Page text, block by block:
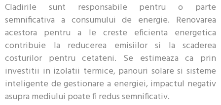
Cladirile sunt responsabile pentru o parte
semnificativa a consumului de energie. Renovarea
acestora pentru a le creste eficienta energetica
contribuie la reducerea emisiilor si la scaderea
costurilor pentru cetateni. Se estimeaza ca prin
investitii in izolatii termice, panouri solare si sisteme
inteligente de gestionare a energiei, impactul negativ
asupra mediului poate fi redus semnificativ.